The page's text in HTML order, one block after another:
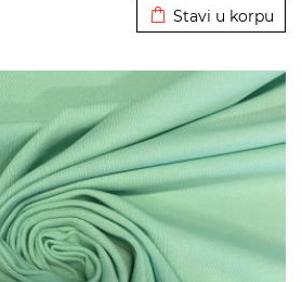
Stavi u korpu